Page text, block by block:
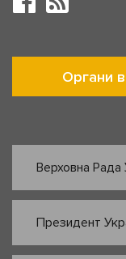
Органи
Верховна Рада
Президент